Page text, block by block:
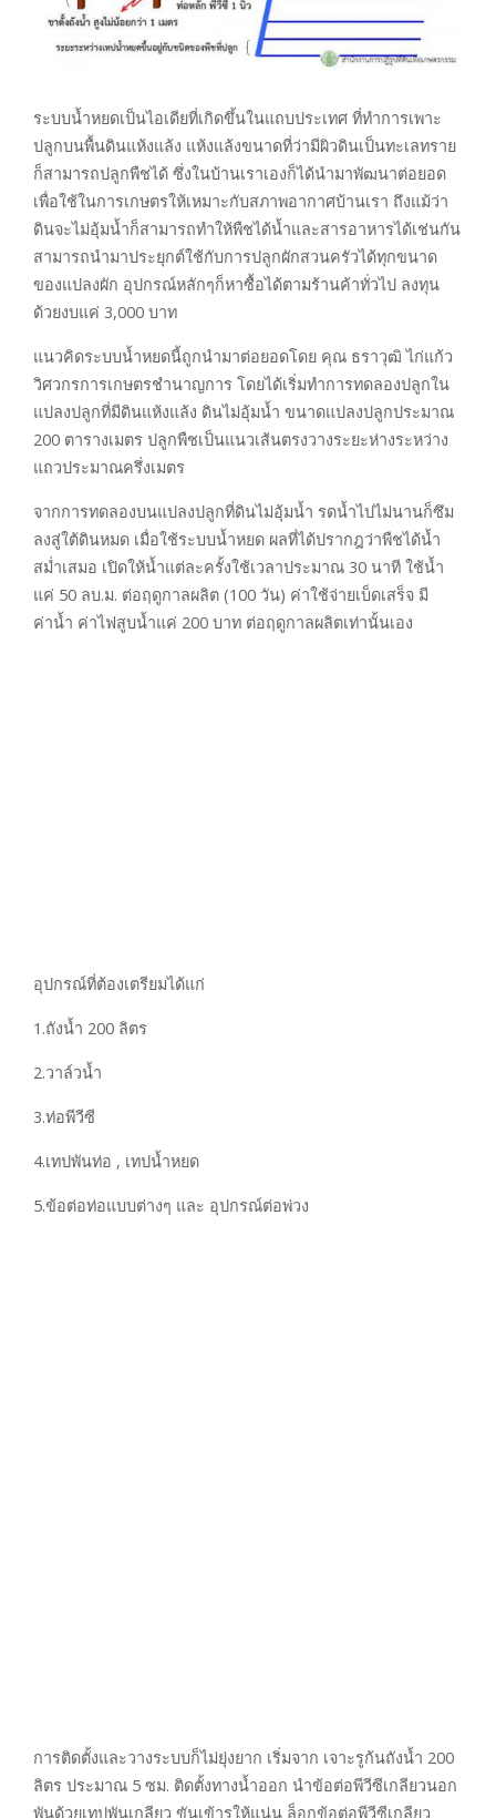
ระบบน้ำหยดเป็นไอเดียที่เกิดขึ้นในแถบประเทศ ที่ทำการเพาะ
ปลูกบนพื้นดินแห้งแล้ง แห้งแล้งขนาดที่ว่ามีผิวดินเป็นทะเลทราย
ก็สามารถปลูกพืชได้ ซึ่งในบ้านเราเองก็ได้นำมาพัฒนาต่อยอด
เพื่อใช้ในการเกษตรให้เหมาะกับสภาพอากาศบ้านเรา ถึงแม้ว่า
ดินจะไม่อุ้มน้ำก็สามารถทำให้พืชได้น้ำและสารอาหารได้เช่นกัน
สามารถนำมาประยุกต์ใช้กับการปลูกผักสวนครัวได้ทุกขนาด
ของแปลงผัก อุปกรณ์หลักๆก็หาซื้อได้ตามร้านค้าทั่วไป ลงทุน
ด้วยงบแค่ 3,000 บาท
แนวคิดระบบน้ำหยดนี้ถูกนำมาต่อยอดโดย คุณ ธราวุฒิ ไก่แก้ว
วิศวกรการเกษตรชำนาญการ โดยได้เริ่มทำการทดลองปลูกใน
แปลงปลูกที่มีดินแห้งแล้ง ดินไม่อุ้มน้ำ ขนาดแปลงปลูกประมาณ
200 ตารางเมตร ปลูกพืชเป็นแนวเส้นตรงวางระยะห่างระหว่าง
แถวประมาณครึ่งเมตร
จากการทดลองบนแปลงปลูกที่ดินไม่อุ้มน้ำ รดน้ำไปไม่นานก็ซึม
ลงสู่ใต้ดินหมด เมื่อใช้ระบบน้ำหยด ผลที่ได้ปรากฎว่าพืชได้น้ำ
สม่ำเสมอ เปิดให้น้ำแต่ละครั้งใช้เวลาประมาณ 30 นาที ใช้น้ำ
แค่ 50 ลบ.ม. ต่อฤดูกาลผลิต (100 วัน) ค่าใช้จ่ายเบ็ดเสร็จ มี
ค่าน้ำ ค่าไฟสูบน้ำแค่ 200 บาท ต่อฤดูกาลผลิตเท่านั้นเอง
อุปกรณ์ที่ต้องเตรียมได้แก่
1.ถังน้ำ 200 ลิตร
2.วาล์วน้ำ
3.ท่อพีวีซี
4.เทปพันท่อ , เทปน้ำหยด
5.ข้อต่อท่อแบบต่างๆ และ อุปกรณ์ต่อพ่วง
การติดตั้งและวางระบบก็ไม่ยุ่งยาก เริ่มจาก เจาะรูก้นถังน้ำ 200
ลิตร ประมาณ 5 ซม. ติดตั้งทางน้ำออก นำข้อต่อพีวีซีเกลียวนอก
พันด้วยเทปพันเกลียว ขันเข้ารูให้แน่น ล็อกข้อต่อพีวีซีเกลียว